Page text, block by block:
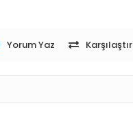
Yorum Yaz Karşılaştır